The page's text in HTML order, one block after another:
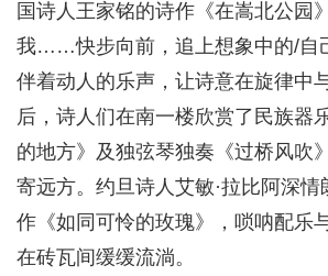
国诗人王家铭的诗作《在嵩北公园
我……快步向前，追上想象中的/自
伴着动人的乐声，让诗意在旋律中
后，诗人们在南一楼欣赏了民族器
的地方》及独弦琴独奏《过桥风吹
寄远方。约旦诗人艾敏·拉比阿深
作《如同可怜的玫瑰》，唢呐配乐
在砖瓦间缓缓流淌。